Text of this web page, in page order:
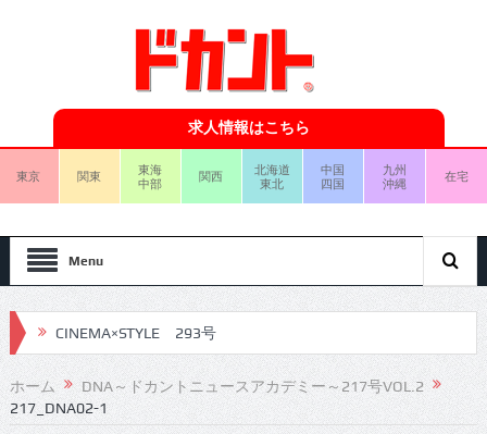
求人情報はこちら
東京 関東
東海
中部
関西
北海道
東北
中国
四国
九州
沖縄
在宅
Menu
CINEMA×STYLE 293号
CINEMA×STYLE 292号
CINEMA×STYLE 291号
ホーム
DNA～ドカントニュースアカデミー～217号VOL.2
217_DNA02-1